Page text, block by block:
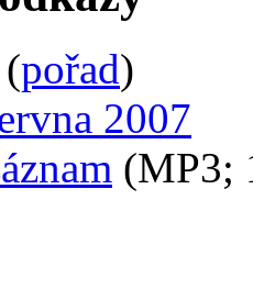
(pořad)
2007
(MP3;